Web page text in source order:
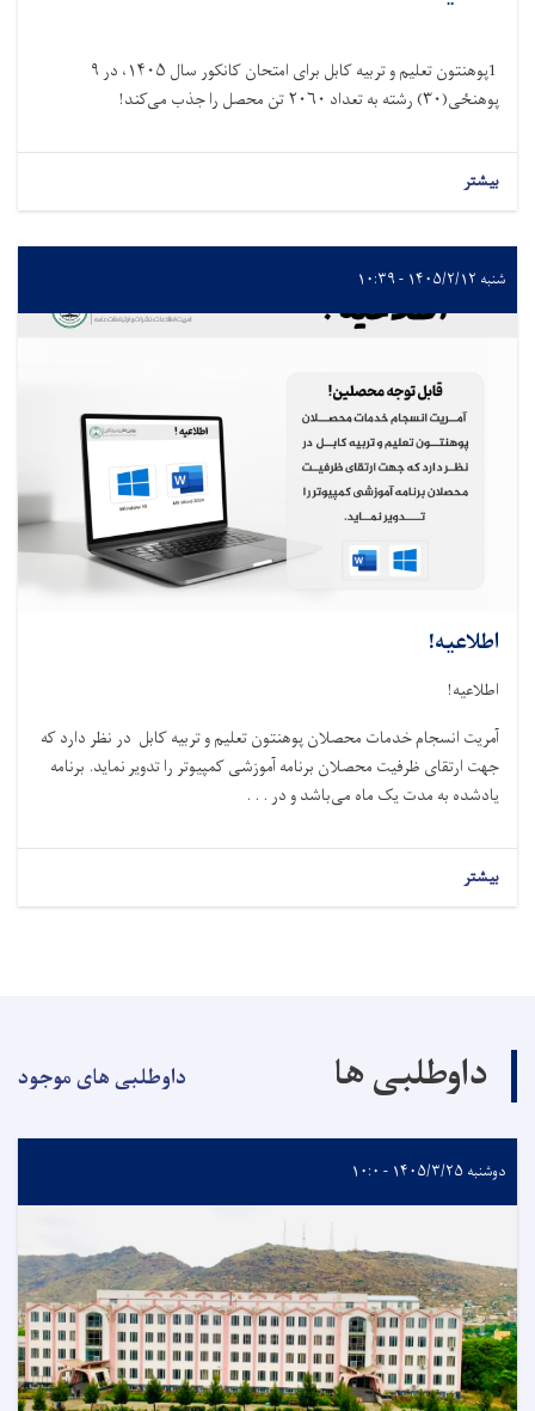
1پوهنتون تعلیم و تربیه کابل برای امتحان کانکور سال ۱۴۰۵، در ۹
پوهنځی(۳۰) رشته به تعداد ۲۰۶۰ تن محصل را جذب می‌کند!
بیشتر
شنبه ۱۴۰۵/۲/۱۲ - ۱۰:۳۹
اطلاعیه!
اطلاعیه!
آمریت انسجام خدمات محصلان پوهنتون تعلیم و تربیه کابل در نظر دارد که
جهت ارتقای ظرفیت محصلان برنامه آموزشی کمپیوتر را تدویر نماید. برنامه
یادشده به مدت یک ماه می‌باشد و در . . .
بیشتر
داوطلبی ها داوطلبی های موجود
دوشنبه ۱۴۰۵/۳/۲۵ - ۱۰:۰